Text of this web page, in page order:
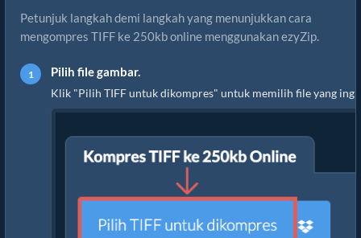
Petunjuk langkah demi langkah yang menunjukkan cara
mengompres TIFF ke 250kb online menggunakan ezyZip.
Pilih file gambar.
Klik "Pilih TIFF untuk dikompres" untuk memilih file yang